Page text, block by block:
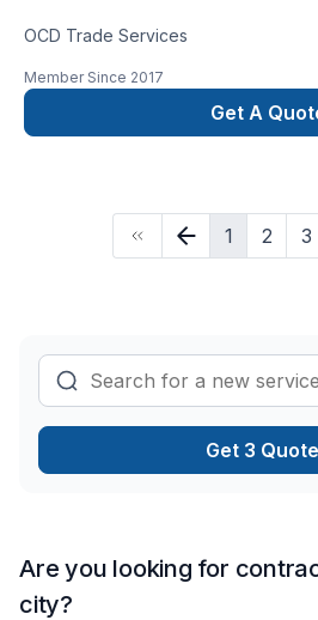
OCD Trade Services
Member Since 2017
Get A
1 2 3
Get 3
Are you looking for
city?